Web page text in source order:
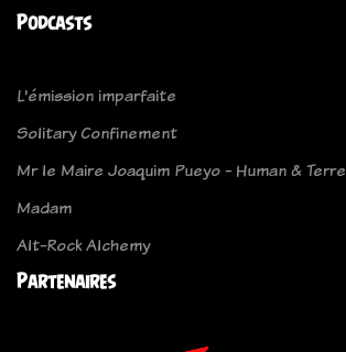
Podcasts
L'émission imparfaite
Solitary Confinement
Mr le Maire Joaquim Pueyo - Human & Terre
Madam
Alt-Rock Alchemy
Partenaires